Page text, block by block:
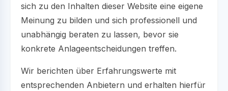
sich zu den Inhalten dieser Website eine eigene
Meinung zu bilden und sich professionell und
unabhängig beraten zu lassen, bevor sie
konkrete Anlageentscheidungen treffen.
Wir berichten über Erfahrungswerte mit
entsprechenden Anbietern und erhalten hierfür